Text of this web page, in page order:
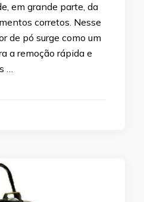
em grande parte, da
corretos. Nesse
de pó surge como um
a remoção rápida e
…